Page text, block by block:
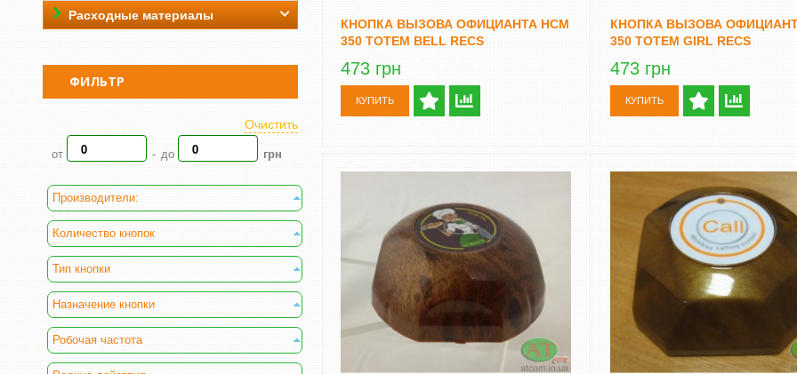
Расходные материалы
ФИЛЬТР
Очистить
от - до грн
Производители:
Количество кнопок
Тип кнопки
Назначение кнопки
Робочая частота
КНОПКА ВЫЗОВА ОФИЦИАНТА HCM
350 TOTEM BELL RECS
473 грн
КУПИТЬ
КНОПКА ВЫЗОВА
350 TOTEM GIRL RECS
473 грн
КУПИТЬ